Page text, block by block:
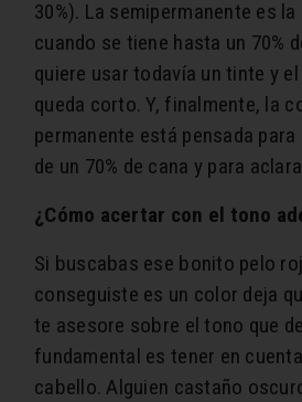
30%). La semipermanente es
cuando se tiene hasta un 70%
quiere usar todavía un tinte y
queda corto. Y, finalmente, la
permanente está pensada
de un 70% de cana y para
¿Cómo acertar con el tono
Si buscabas ese bonito pelo
conseguiste es un color deja
te asesore sobre el tono que
fundamental es tener en
cabello. Alguien castaño